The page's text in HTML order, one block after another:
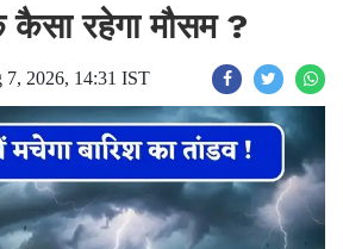
रहेगा मौसम ?
7, 2026, 14:31 IST